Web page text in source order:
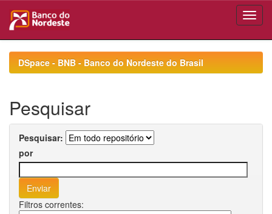
navigationDSpace - BNB - Banco do Nordeste do Brasil
Pesquisar
Pesquisar:
por
Filtros correntes: